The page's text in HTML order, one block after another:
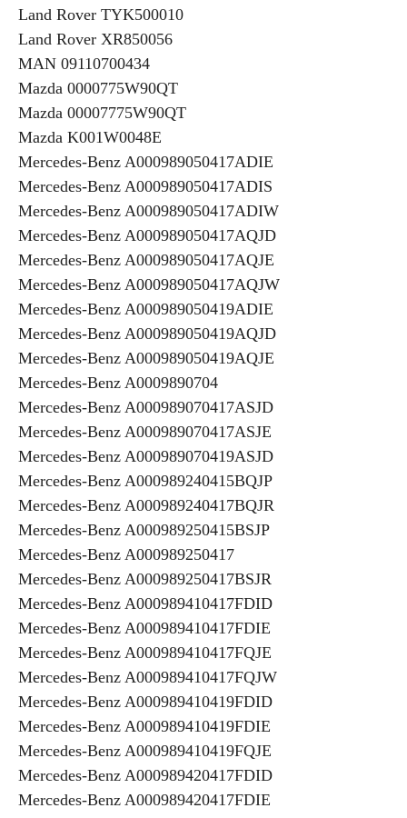
Land Rover TYK500010
Land Rover XR850056
MAN 09110700434
Mazda 0000775W90QT
Mazda 00007775W90QT
Mazda K001W0048E
Mercedes-Benz A000989050417ADIE
Mercedes-Benz A000989050417ADIS
Mercedes-Benz A000989050417ADIW
Mercedes-Benz A000989050417AQJD
Mercedes-Benz A000989050417AQJE
Mercedes-Benz A000989050417AQJW
Mercedes-Benz A000989050419ADIE
Mercedes-Benz A000989050419AQJD
Mercedes-Benz A000989050419AQJE
Mercedes-Benz A0009890704
Mercedes-Benz A000989070417ASJD
Mercedes-Benz A000989070417ASJE
Mercedes-Benz A000989070419ASJD
Mercedes-Benz A000989240415BQJP
Mercedes-Benz A000989240417BQJR
Mercedes-Benz A000989250415BSJP
Mercedes-Benz A000989250417
Mercedes-Benz A000989250417BSJR
Mercedes-Benz A000989410417FDID
Mercedes-Benz A000989410417FDIE
Mercedes-Benz A000989410417FQJE
Mercedes-Benz A000989410417FQJW
Mercedes-Benz A000989410419FDID
Mercedes-Benz A000989410419FDIE
Mercedes-Benz A000989410419FQJE
Mercedes-Benz A000989420417FDID
Mercedes-Benz A000989420417FDIE